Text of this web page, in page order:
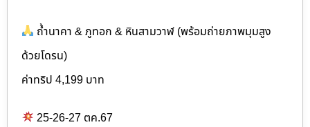
ถ้ำนาคา & ภูทอก & หินสามวาฬ (พร้อมถ่ายภาพมุมสูง
ด้วยโดรน)
ค่าทริป 4,199 บาท
25-26-27 ตค.67